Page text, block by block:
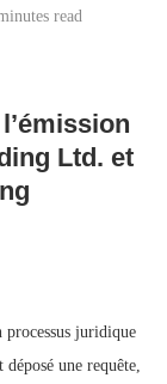
read
Ltd. et
juridique
une requête,